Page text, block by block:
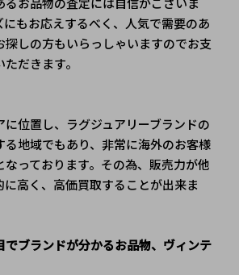
にもお応えするべく、人気で需要のあ
探しの方もいらっしゃいますのでお支
だきます。
に位置し、ラグジュアリーブランドの
る地域でもあり、非常に海外のお客様
なっております。その為、販売力が他
に高く、高価買取することが出来ま
ブランドが分かるお品物、ヴィンテ